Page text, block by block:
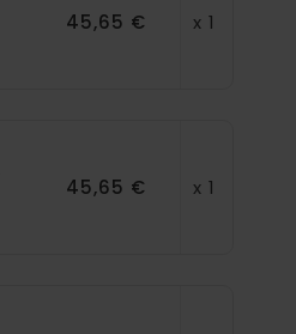
45,65 € x 1
45,65 € x 1